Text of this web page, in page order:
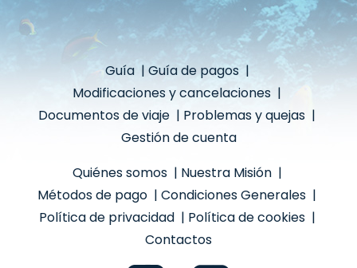
Guía | Guía de pagos |
Modificaciones y cancelaciones |
Documentos de viaje | Problemas y quejas |
Gestión de cuenta
Quiénes somos | Nuestra Misión |
Métodos de pago | Condiciones Generales |
Política de privacidad | Política de cookies |
Contactos